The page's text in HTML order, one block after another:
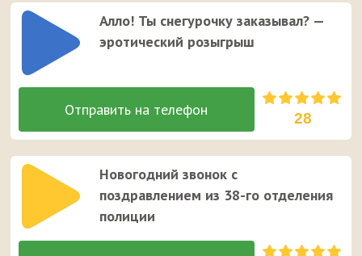
Алло! Ты снегурочку заказывал? —
эротический розыгрыш
28
Новогодний звонок с
поздравлением из 38-го отделения
полиции